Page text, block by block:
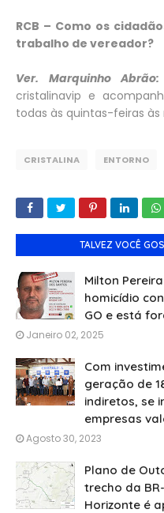
RCB – Como os
trabalho de vereador?
Ver. Marquinho Abrão:
cristalinavip e
todas às quintas-feiras
CRISTALINA ENTORNO
TALVEZ VOCÊ
Milton
homicídio
GO e está
Janeiro 02, 2025
Com
geração de
indiretos, se
empresas
Agosto 30, 2023
Plano de
trecho da
Horizonte é